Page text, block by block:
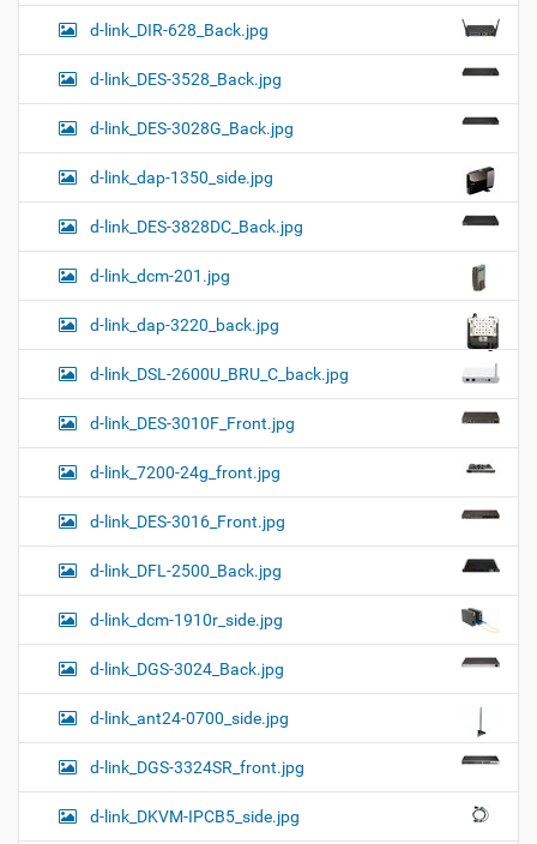
d-link_DIR-628_Back.jpg
d-link_DES-3528_Back.jpg
d-link_DES-3028G_Back.jpg
d-link_dap-1350_side.jpg
d-link_DES-3828DC_Back.jpg
d-link_dcm-201.jpg
d-link_dap-3220_back.jpg
d-link_DSL-2600U_BRU_C_back.jpg
d-link_DES-3010F_Front.jpg
d-link_7200-24g_front.jpg
d-link_DES-3016_Front.jpg
d-link_DFL-2500_Back.jpg
d-link_dcm-1910r_side.jpg
d-link_DGS-3024_Back.jpg
d-link_ant24-0700_side.jpg
d-link_DGS-3324SR_front.jpg
d-link_DKVM-IPCB5_side.jpg